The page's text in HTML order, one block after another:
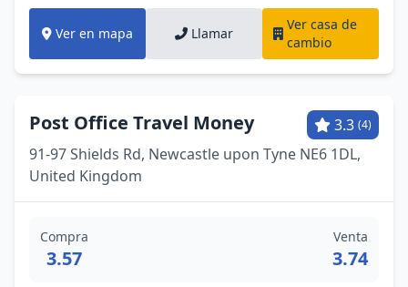
Ver en mapa Llamar
Ver casa de
cambio
Post Office Travel Money 3.3 (4)
91-97 Shields Rd, Newcastle upon Tyne NE6 1DL,
United Kingdom
Compra
3.57
Venta
3.74